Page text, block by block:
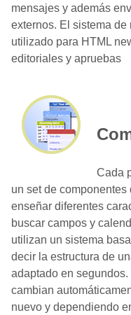
mensajes y además
externos. El sistema
utilizado para HTML
editoriales y apruebas
Cada
un set de
enseñar diferentes
buscar campos y
utilizan un sistema
decir la estructura de
adaptado en
cambian
nuevo y dependiendo